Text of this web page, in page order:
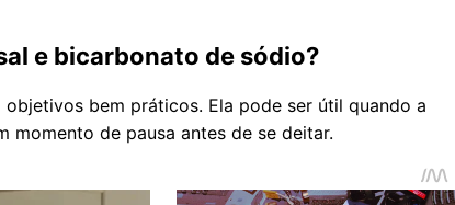
e bicarbonato de sódio?
bem práticos. Ela pode ser útil quando a
momento de pausa antes de se deitar.